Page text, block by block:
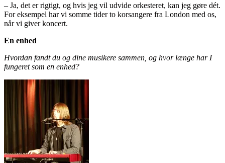
– Ja, det er rigtigt, og hvis jeg vil udvide orkesteret, kan jeg gøre dét.
For eksempel har vi somme tider to korsangere fra London med os,
når vi giver koncert.
En enhed
Hvordan fandt du og dine musikere sammen, og hvor længe har I
fungeret som en enhed?